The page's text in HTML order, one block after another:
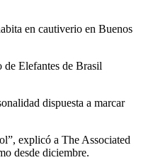
en cautiverio en Buenos
de Elefantes de Brasil
dispuesta a marcar
explicó a The Associated
desde diciembre.